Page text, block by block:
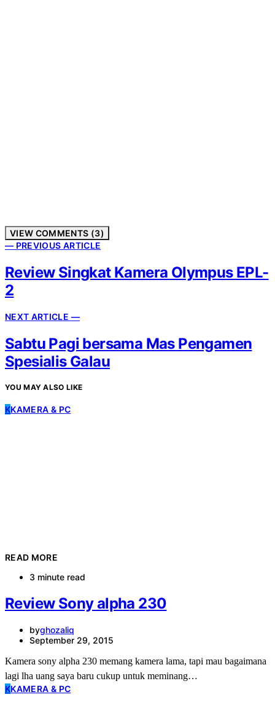
VIEW COMMENTS (3)
— PREVIOUS ARTICLE
Review Singkat Kamera Olympus EPL-
2
NEXT ARTICLE —
Sabtu Pagi bersama Mas Pengamen
Spesialis Galau
YOU MAY ALSO LIKE
KKAMERA & PC
READ MORE
3 minute read
Review Sony alpha 230
byghozaliq
September 29, 2015
Kamera sony alpha 230 memang kamera lama, tapi mau bagaimana
lagi lha uang saya baru cukup untuk meminang…
KKAMERA & PC